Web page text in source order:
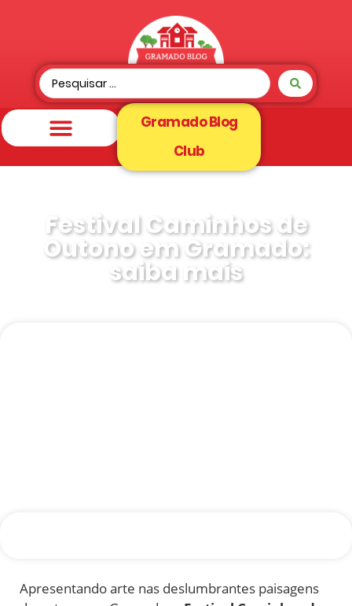
Gramado Blog
Club
Festival Caminhos de
Outono em Gramado:
saiba mais
Apresentando arte nas deslumbrantes paisagens